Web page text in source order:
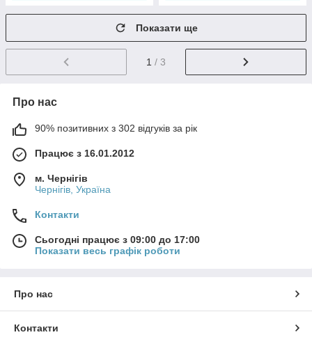
Показати ще
1 / 3
Про нас
90% позитивних з 302 відгуків за рік
Працює з 16.01.2012
м. Чернігів
Чернігів, Україна
Контакти
Сьогодні працює з 09:00 до 17:00
Показати весь графік роботи
Про нас
Контакти